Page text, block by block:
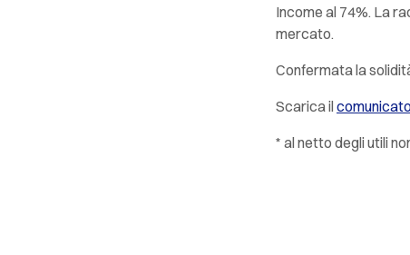
Income al 74%. La
mercato.
Confermata la
Scarica il
* al netto degli utili